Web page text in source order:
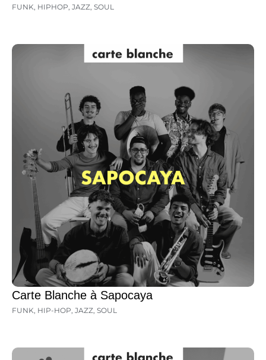
FUNK, HIPHOP, JAZZ, SOUL
Carte Blanche à Sapocaya
FUNK, HIP-HOP, JAZZ, SOUL